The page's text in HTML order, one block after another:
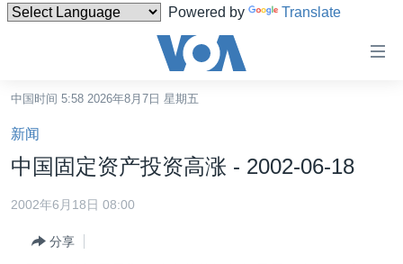
Powered by Translate
碍
链
接
转
港澳
中国时间 5:58 2026年8月7日 星期五
新闻
中国固定资产投资高涨 - 2002-06-18
2002年6月18日 08:00
分享